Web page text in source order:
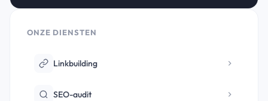
ONZE DIENSTEN
Linkbuilding
SEO-audit